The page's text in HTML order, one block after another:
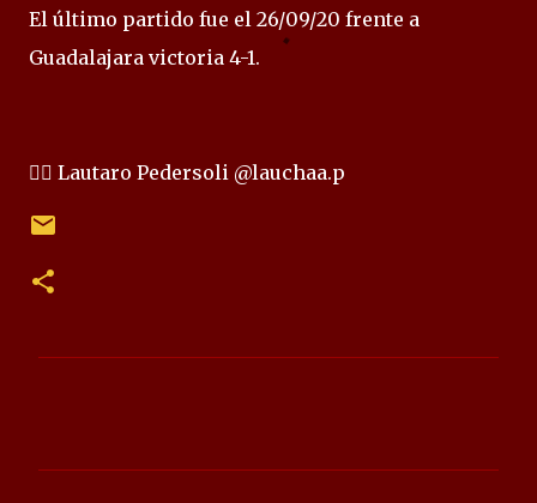
El último partido fue el 26/09/20 frente a
Guadalajara victoria 4-1.
✍🏻 Lautaro Pedersoli @lauchaa.p